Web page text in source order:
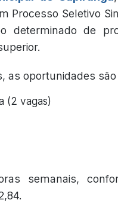
Processo Seletivo
determinado de
as oportunidades
(2 vagas)
semanais,